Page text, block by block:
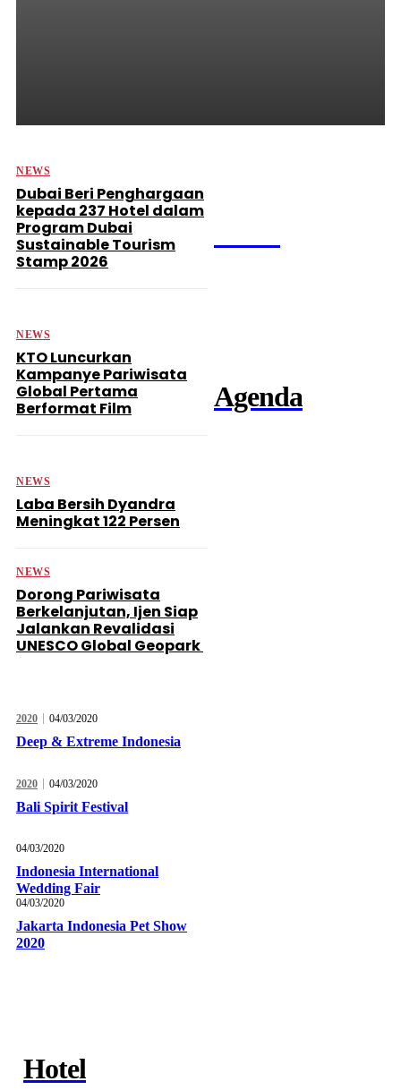
NEWS
Dubai Beri Penghargaan
kepada 237 Hotel dalam
Program Dubai
Sustainable Tourism
Stamp 2026
NEWS
KTO Luncurkan
Kampanye Pariwisata
Global Pertama
Berformat Film
NEWS
Laba Bersih Dyandra
Meningkat 122 Persen
NEWS
Dorong Pariwisata
Berkelanjutan, Ijen Siap
Jalankan Revalidasi
UNESCO Global Geopark
Agenda
2020 04/03/2020
Deep & Extreme Indonesia
2020 04/03/2020
Bali Spirit Festival
04/03/2020
Indonesia International
Wedding Fair
04/03/2020
Jakarta Indonesia Pet Show
2020
Hotel